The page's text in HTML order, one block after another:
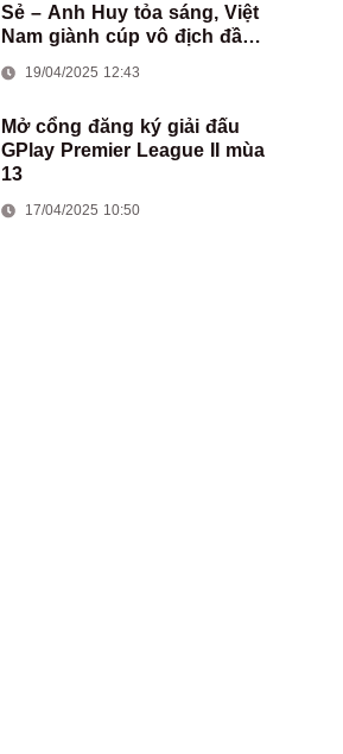
Sẻ – Anh Huy tỏa sáng, Việt
Nam giành cúp vô địch đầu
19/04/2025 12:43
Mở cổng đăng ký giải đấu
GPlay Premier League II mùa
13
17/04/2025 10:50